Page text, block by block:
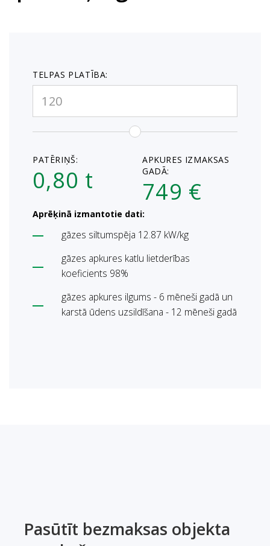
TELPAS PLATĪBA:
PATĒRIŅŠ:
0,80 t
APKURES IZMAKSAS
GADĀ:
749 €
Aprēķinā izmantotie dati:
gāzes siltumspēja 12.87 kW/kg
gāzes apkures katlu lietderības
koeficients 98%
gāzes apkures ilgums - 6 mēneši gadā un
karstā ūdens uzsildīšana - 12 mēneši gadā
Pasūtīt bezmaksas objekta